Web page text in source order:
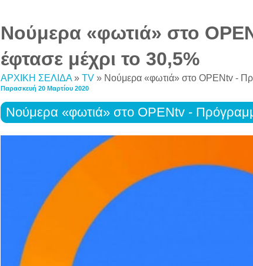
Νούμερα «φωτιά» στο
έφτασε μέχρι το 30,5%
ΑΡΧΙΚΗ ΣΕΛΙΔΑ» TV » Νούμερα «φωτιά» στο OPENtv -
Παρασκευή 20 Μαρτίου 2020
Νούμερα «φωτιά» στο OPENtv -